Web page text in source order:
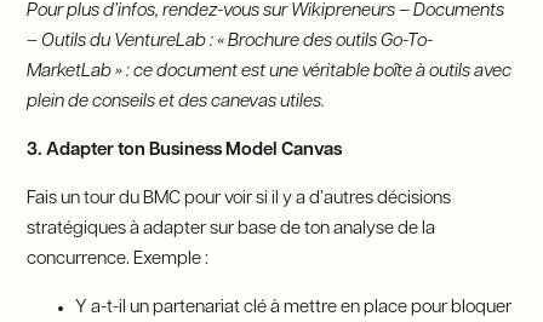
Pour plus d’infos, rendez-vous sur Wikipreneurs – Documents
– Outils du VentureLab : « Brochure des outils Go-To-
MarketLab » : ce document est une véritable boîte à outils avec
plein de conseils et des canevas utiles.
3. Adapter ton Business Model Canvas
Fais un tour du BMC pour voir si il y a d’autres décisions
stratégiques à adapter sur base de ton analyse de la
concurrence. Exemple :
Y a-t-il un partenariat clé à mettre en place pour bloquer